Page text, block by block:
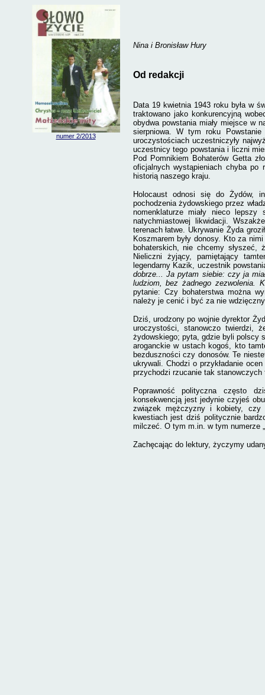
numer 2/2013
Nina i Bronisław Hury
Od redakcji
Data 19 kwietnia 1943 roku była w
traktowano jako konkurencyjną
obydwa powstania miały miejsce w
sierpniowa. W tym roku
uroczystościach uczestniczyły
uczestnicy tego powstania i liczni
Pod Pomnikiem Bohaterów Getta
oficjalnych wystąpieniach chyba po
historią naszego kraju.
Holocaust odnosi się do Żydów,
pochodzenia żydowskiego przez
nomenklaturze miały nieco
natychmiastowej likwidacji.
terenach łatwe. Ukrywanie Żyda
Koszmarem były donosy. Kto za
bohaterskich, nie chcemy słyszeć,
Nieliczni żyjący, pamiętający
legendarny Kazik, uczestnik
dobrze... Ja pytam siebie: czy ja
ludziom, bez żadnego zezwolenia.
pytanie: Czy bohaterstwa można
należy je cenić i być za nie
Dziś, urodzony po wojnie dyrektor
uroczystości, stanowczo twierdzi,
żydowskiego; pyta, gdzie byli polscy
aroganckie w ustach kogoś, kto
bezduszności czy donosów. Te
ukrywali. Chodzi o przykładanie
przychodzi rzucanie tak stanowczych
Poprawność polityczna często
konsekwencją jest jedynie czyjeś
związek mężczyzny i kobiety, czy
kwestiach jest dziś politycznie
milczeć. O tym m.in. w tym numerze
Zachęcając do lektury, życzymy